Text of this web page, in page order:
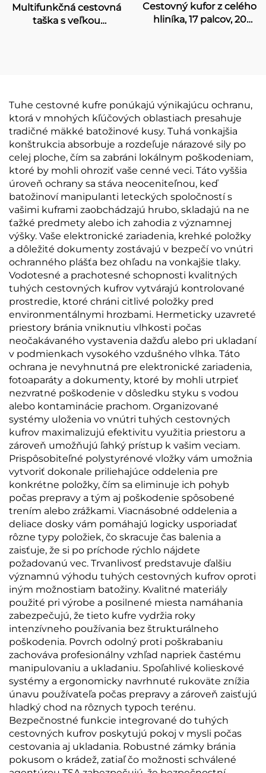
Multifunkčná cestovná
taška s veľkou
na zips
Cestovný kufor z celého
hliníka, 17 palcov, 20
Tuhe cestovné kufre ponúkajú výnikajúcu ochranu,
ktorá v mnohých kľúčových oblastiach presahuje
tradičné mäkké batožinové kusy. Tuhá vonkajšia
konštrukcia absorbuje a rozdeľuje nárazové sily po
celej ploche, čím sa zabráni lokálnym poškodeniam,
ktoré by mohli ohroziť vaše cenné veci. Táto vyššia
úroveň ochrany sa stáva neoceniteľnou, keď
batožinoví manipulanti leteckých spoločností s
vašimi kuframi zaobchádzajú hrubo, skladajú na ne
ťažké predmety alebo ich zahodia z významnej
výšky. Vaše elektronické zariadenia, krehké položky
a dôležité dokumenty zostávajú v bezpečí vo vnútri
ochranného plášťa bez ohľadu na vonkajšie tlaky.
Vodotesné a prachotesné schopnosti kvalitných
tuhých cestovných kufrov vytvárajú kontrolované
prostredie, ktoré chráni citlivé položky pred
environmentálnymi hrozbami. Hermeticky uzavreté
priestory bránia vniknutiu vlhkosti počas
neočakávaného vystavenia dažďu alebo pri ukladaní
v podmienkach vysokého vzdušného vlhka. Táto
ochrana je nevyhnutná pre elektronické zariadenia,
fotoaparáty a dokumenty, ktoré by mohli utrpieť
nezvratné poškodenie v dôsledku styku s vodou
alebo kontaminácie prachom. Organizované
systémy uloženia vo vnútri tuhých cestovných
kufrov maximalizujú efektivitu využitia priestoru a
zároveň umožňujú ľahký prístup k vašim veciam.
Prispôsobiteľné polystyrénové vložky vám umožnia
vytvoriť dokonale priliehajúce oddelenia pre
konkrétne položky, čím sa eliminuje ich pohyb
počas prepravy a tým aj poškodenie spôsobené
trením alebo zrážkami. Viacnásobné oddelenia a
deliace dosky vám pomáhajú logicky usporiadať
rôzne typy položiek, čo skracuje čas balenia a
zaisťuje, že si po príchode rýchlo nájdete
požadovanú vec. Trvanlivosť predstavuje ďalšiu
významnú výhodu tuhých cestovných kufrov oproti
iným možnostiam batožiny. Kvalitné materiály
použité pri výrobe a posilnené miesta namáhania
zabezpečujú, že tieto kufre vydržia roky
intenzívneho používania bez štrukturálneho
poškodenia. Povrch odolný proti poškrabaniu
zachováva profesionálny vzhľad napriek častému
manipulovaniu a ukladaniu. Spoľahlivé kolieskové
systémy a ergonomicky navrhnuté rukoväte znížia
únavu používateľa počas prepravy a zároveň zaisťujú
hladký chod na rôznych typoch terénu.
Bezpečnostné funkcie integrované do tuhých
cestovných kufrov poskytujú pokoj v mysli počas
cestovania aj ukladania. Robustné zámky bránia
pokusom o krádež, zatiaľ čo možnosti schválené